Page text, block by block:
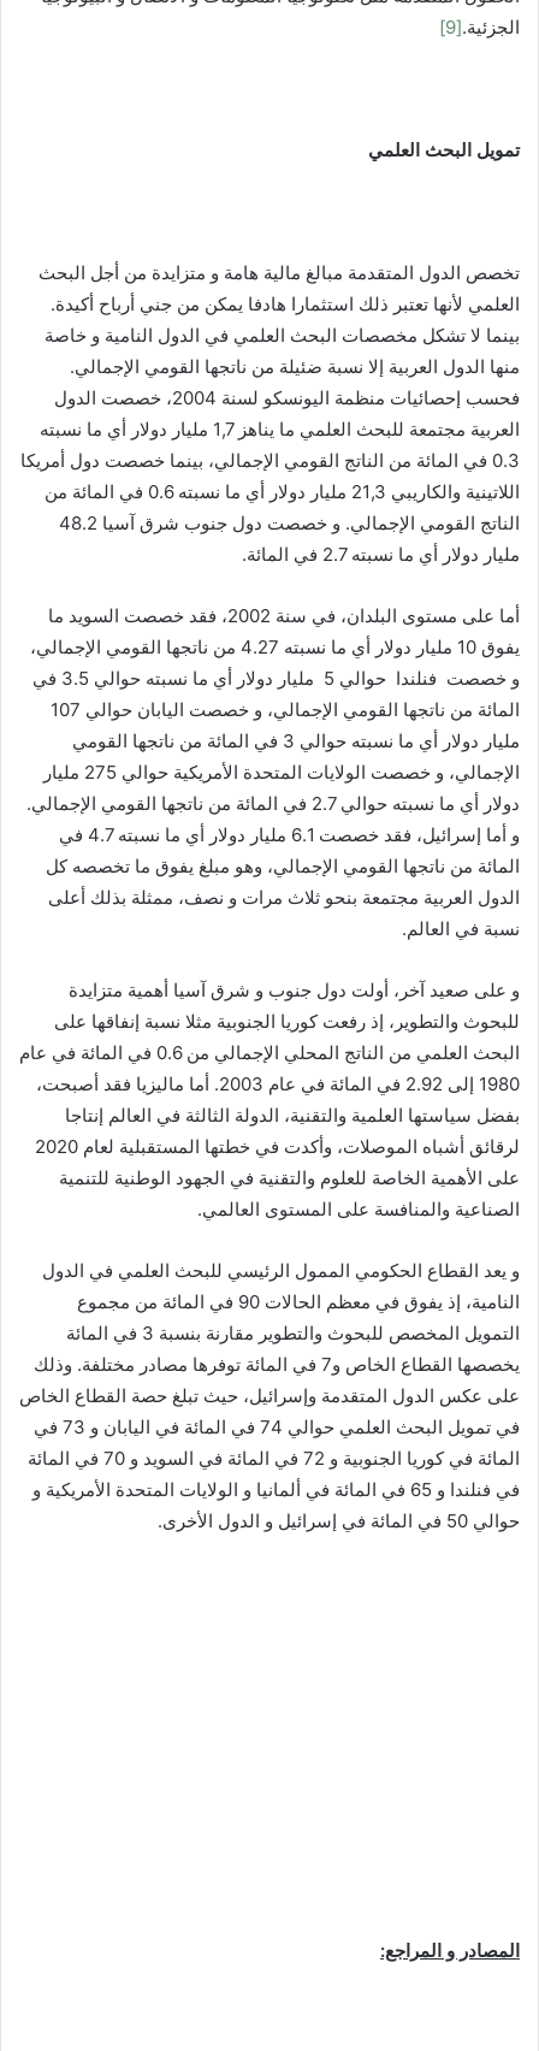
الجزئية.[9]
تمويل البحث العلمي
تخصص الدول المتقدمة مبالغ مالية هامة و متزايدة من أجل البحث
العلمي لأنها تعتبر ذلك استثمارا هادفا يمكن من جني أرباح أكيدة.
بينما لا تشكل مخصصات البحث العلمي في الدول النامية و خاصة
منها الدول العربية إلا نسبة ضئيلة من ناتجها القومي الإجمالي.
فحسب إحصائيات منظمة اليونسكو لسنة 2004، خصصت الدول
العربية مجتمعة للبحث العلمي ما يناهز 1,7 مليار دولار أي ما نسبته
0.3 في المائة من الناتج القومي الإجمالي، بينما خصصت دول أمريكا
اللاتينية والكاريبي 21,3 مليار دولار أي ما نسبته 0.6 في المائة من
الناتج القومي الإجمالي. و خصصت دول جنوب شرق آسيا 48.2
مليار دولار أي ما نسبته 2.7 في المائة.
أما على مستوى البلدان، في سنة 2002، فقد خصصت السويد ما
يفوق 10 مليار دولار أي ما نسبته 4.27 من ناتجها القومي الإجمالي،
و خصصت فنلندا حوالي 5 مليار دولار أي ما نسبته حوالي 3.5 في
المائة من ناتجها القومي الإجمالي، و خصصت اليابان حوالي 107
مليار دولار أي ما نسبته حوالي 3 في المائة من ناتجها القومي
الإجمالي، و خصصت الولايات المتحدة الأمريكية حوالي 275 مليار
دولار أي ما نسبته حوالي 2.7 في المائة من ناتجها القومي الإجمالي.
و أما إسرائيل، فقد خصصت 6.1 مليار دولار أي ما نسبته 4.7 في
المائة من ناتجها القومي الإجمالي، وهو مبلغ يفوق ما تخصصه كل
الدول العربية مجتمعة بنحو ثلاث مرات و نصف، ممثلة بذلك أعلى
نسبة في العالم.
و على صعيد آخر، أولت دول جنوب و شرق آسيا أهمية متزايدة
للبحوث والتطوير، إذ رفعت كوريا الجنوبية مثلا نسبة إنفاقها على
البحث العلمي من الناتج المحلي الإجمالي من 0.6 في المائة في عام
1980 إلى 2.92 في المائة في عام 2003. أما ماليزيا فقد أصبحت،
بفضل سياستها العلمية والتقنية، الدولة الثالثة في العالم إنتاجا
لرقائق أشباه الموصلات، وأكدت في خطتها المستقبلية لعام 2020
على الأهمية الخاصة للعلوم والتقنية في الجهود الوطنية للتنمية
الصناعية والمنافسة على المستوى العالمي.
و يعد القطاع الحكومي الممول الرئيسي للبحث العلمي في الدول
النامية، إذ يفوق في معظم الحالات 90 في المائة من مجموع
التمويل المخصص للبحوث والتطوير مقارنة بنسبة 3 في المائة
يخصصها القطاع الخاص و7 في المائة توفرها مصادر مختلفة. وذلك
على عكس الدول المتقدمة وإسرائيل، حيث تبلغ حصة القطاع الخاص
في تمويل البحث العلمي حوالي 74 في المائة في اليابان و 73 في
المائة في كوريا الجنوبية و 72 في المائة في السويد و 70 في المائة
في فنلندا و 65 في المائة في ألمانيا و الولايات المتحدة الأمريكية و
حوالي 50 في المائة في إسرائيل و الدول الأخرى.
المصادر و المراجع: